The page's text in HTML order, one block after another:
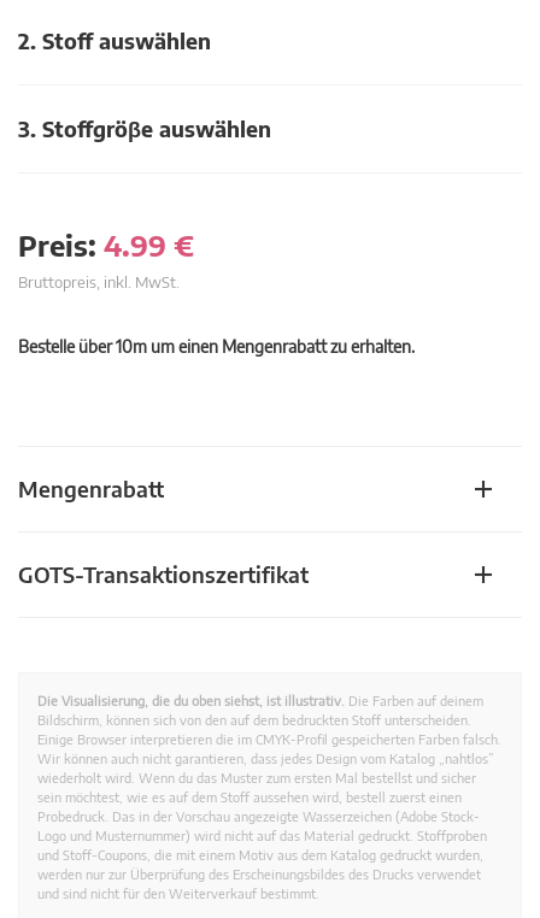
2. Stoff auswählen
3. Stoffgröβe auswählen
Preis: 4.99 €
Bruttopreis, inkl. MwSt.
Bestelle über 10m um einen Mengenrabatt zu erhalten.
Mengenrabatt
GOTS-Transaktionszertifikat
Die Visualisierung, die du oben siehst, ist illustrativ. Die Farben auf deinem
Bildschirm, können sich von den auf dem bedruckten Stoff unterscheiden.
Einige Browser interpretieren die im CMYK-Profil gespeicherten Farben falsch.
Wir können auch nicht garantieren, dass jedes Design vom Katalog „nahtlos”
wiederholt wird. Wenn du das Muster zum ersten Mal bestellst und sicher
sein möchtest, wie es auf dem Stoff aussehen wird, bestell zuerst einen
Probedruck. Das in der Vorschau angezeigte Wasserzeichen (Adobe Stock-
Logo und Musternummer) wird nicht auf das Material gedruckt. Stoffproben
und Stoff-Coupons, die mit einem Motiv aus dem Katalog gedruckt wurden,
werden nur zur Überprüfung des Erscheinungsbildes des Drucks verwendet
und sind nicht für den Weiterverkauf bestimmt.